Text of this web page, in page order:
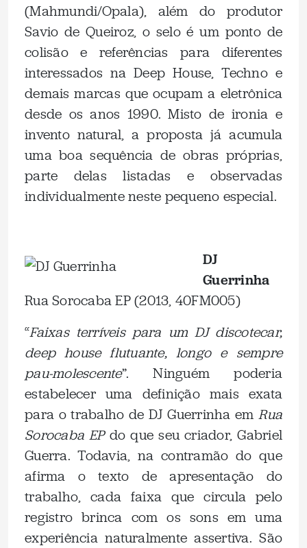
(Mahmundi/Opala), além do produtor
Savio de Queiroz, o selo é um ponto de
colisão e referências para diferentes
interessados na Deep House, Techno e
demais marcas que ocupam a eletrônica
desde os anos 1990. Misto de ironia e
invento natural, a proposta já acumula
uma boa sequência de obras próprias,
parte delas listadas e observadas
individualmente neste pequeno especial.
DJ
Guerrinha
Rua Sorocaba EP (2013, 40FM005)
“Faixas terríveis para um DJ discotecar,
deep house flutuante, longo e sempre
pau-molescente”. Ninguém poderia
estabelecer uma definição mais exata
para o trabalho de DJ Guerrinha emRua
Sorocaba EPdo que seu criador, Gabriel
Guerra. Todavia, na contramão do que
afirma o texto de apresentação do
trabalho, cada faixa que circula pelo
registro brinca com os sons em uma
experiência naturalmente assertiva. São